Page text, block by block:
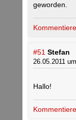
geworden.
#51 Stefan
26.05.2011
Hallo!